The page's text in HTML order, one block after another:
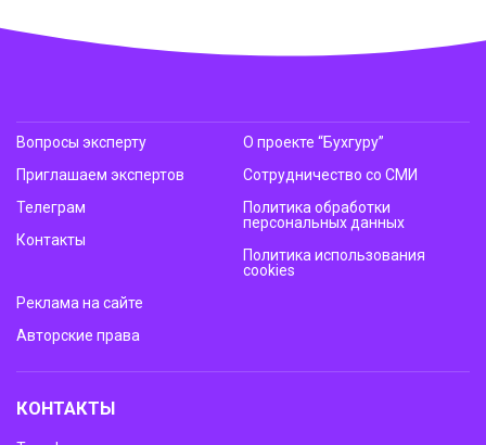
Вопросы эксперту
Приглашаем экспертов
Телеграм
Контакты
О проекте “Бухгуру”
Сотрудничество со СМИ
Политика обработки
персональных данных
Политика использования
cookies
Реклама на сайте
Авторские права
КОНТАКТЫ